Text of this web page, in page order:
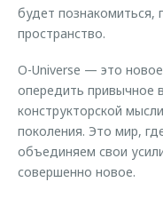
будет познакомиться,
пространство.
O-Universe — это
опередить привычное
конструкторской
поколения. Это мир,
объединяем свои
совершенно новое.